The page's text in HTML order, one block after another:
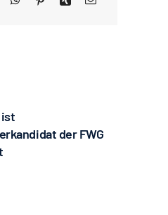
ist
der FWG